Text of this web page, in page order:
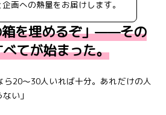
画への熱量をお届けします。
を埋めるぞ」——その
てが始まった。
ら20〜30人いれば十分。あれだけの人
い」